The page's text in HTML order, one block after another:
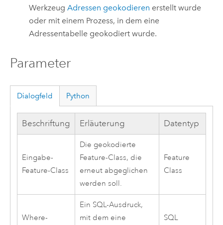
WerkzeugAdressen geokodieren erstellt wurde
oder mit einem Prozess, in dem eine
Adressentabelle geokodiert wurde.
Parameter
Dialogfeld Python
Beschriftung Erläuterung Datentyp
Eingabe-
Feature-Class
Die geokodierte
Feature-Class, die
erneut abgeglichen
werden soll.
Feature
Class
Where-
Ein SQL-Ausdruck,
mit dem eine
SQL